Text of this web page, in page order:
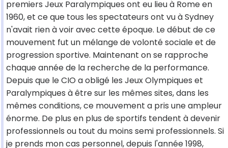
premiers Jeux Paralympiques ont eu lieu à Rome en
1960, et ce que tous les spectateurs ont vu à Sydney
n'avait rien à voir avec cette époque. Le début de ce
mouvement fut un mélange de volonté sociale et de
progression sportive. Maintenant on se rapproche
chaque année de la recherche de la performance.
Depuis que le CIO a obligé les Jeux Olympiques et
Paralympiques à être sur les mêmes sites, dans les
mêmes conditions, ce mouvement a pris une ampleur
énorme. De plus en plus de sportifs tendent à devenir
professionnels ou tout du moins semi professionnels. Si
je prends mon cas personnel, depuis l'année 1998,